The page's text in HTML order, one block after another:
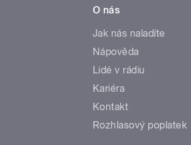
O nás
Jak nás naladíte
Nápověda
Lidé v rádiu
Kariéra
Kontakt
Rozhlasový poplatek